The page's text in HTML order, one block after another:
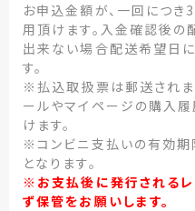
お申込金額が、一回につき
用頂けます。入金確認後の
出来ない場合配送希望日
す。
※払込取扱票は郵送されま
ールやマイページの購入
けます。
※コンビニ支払いの有効
となります。
※お支払後に発行されるレ
ず保管をお願いします。